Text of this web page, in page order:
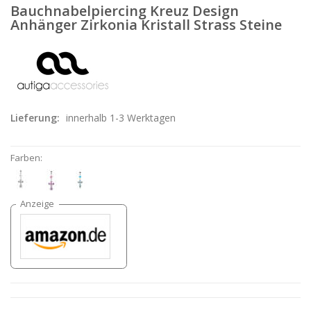
Bauchnabelpiercing Kreuz Design
Anhänger Zirkonia Kristall Strass Steine
Lieferung: innerhalb 1-3 Werktagen
Farben: